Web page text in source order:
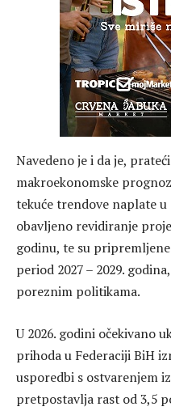
Navedeno je i da je,
makroekonomske
tekuće trendove naplate
obavljeno revidiranje
godinu, te su
period 2027 – 2029.
poreznim politikama.
U 2026. godini očekivano
prihoda u Federaciji BiH
usporedbi s ostvarenjem
pretpostavlja rast od 3,5